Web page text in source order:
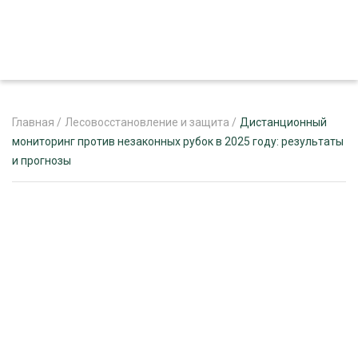
ЖУРНАЛ «ЛЕСНОЙ КОМПЛЕКС»
Главная / Лесовосстановление и защита / Дистанционный
мониторинг против незаконных рубок в 2025 году: результаты
и прогнозы